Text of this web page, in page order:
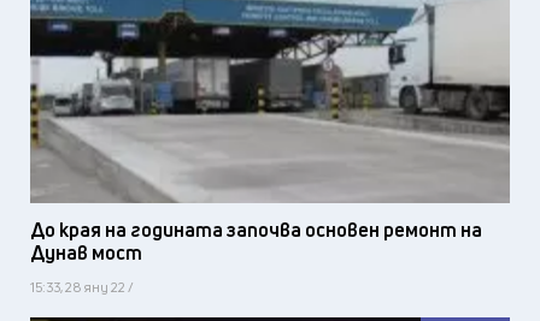
До края на годината започва основен ремонт на
Дунав мост
15:33, 28 яну 22 /